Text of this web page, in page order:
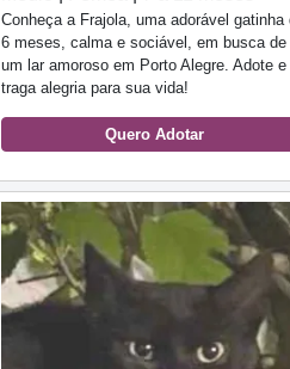
Conheça a Frajola, uma adorável gatinha
6 meses, calma e sociável, em busca de
um lar amoroso em Porto Alegre. Adote e
traga alegria para sua vida!
Quero Adotar